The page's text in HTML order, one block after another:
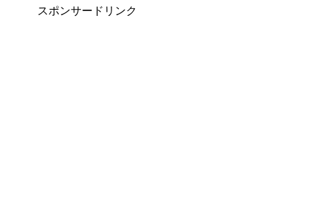
スポンサードリンク